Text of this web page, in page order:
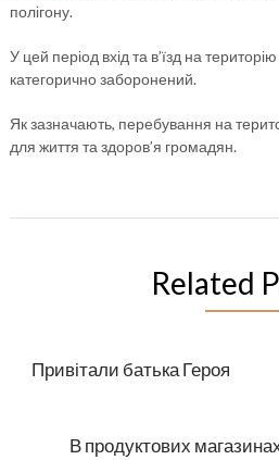
полігону.
У цей період вхід та в’їзд на
категорично заборонений.
Як зазначають, перебування на
для життя та здоров’я громадян.
Related
Привітали батька Героя
В продуктових